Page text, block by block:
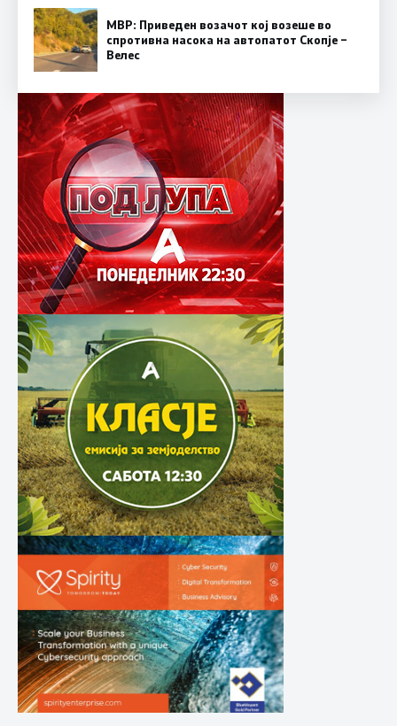
МВР: Приведен возачот кој возеше во
спротивна насока на автопатот Скопје –
Велес